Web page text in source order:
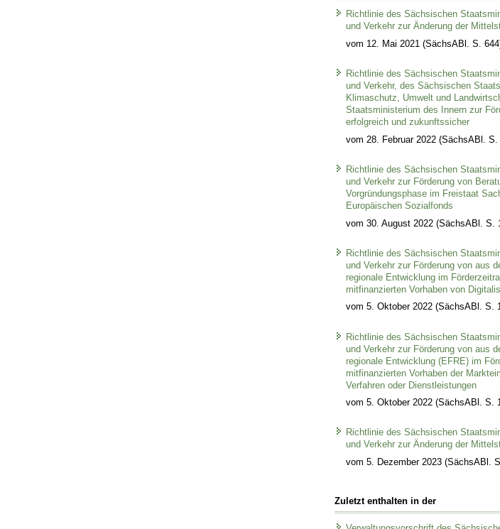
Richtlinie des Sächsischen
und Verkehr zur Änderung der
vom 12. Mai 2021 (SächsABl. S.
Richtlinie des Sächsischen
und Verkehr, des Sächsischen
Klimaschutz, Umwelt und
Staatsministerium des Innern zur
erfolgreich und zukunftssicher
vom 28. Februar 2022 (SächsABl. S.
Richtlinie des Sächsischen
und Verkehr zur Förderung von
Vorgründungsphase im Freistaat
Europäischen Sozialfonds
vom 30. August 2022 (SächsABl. S.
Richtlinie des Sächsischen
und Verkehr zur Förderung von aus
regionale Entwicklung im
mitfinanzierten Vorhaben von
vom 5. Oktober 2022 (SächsABl. S.
Richtlinie des Sächsischen
und Verkehr zur Förderung von aus
regionale Entwicklung (EFRE) im
mitfinanzierten Vorhaben der
Verfahren oder Dienstleistungen
vom 5. Oktober 2022 (SächsABl. S.
Richtlinie des Sächsischen
und Verkehr zur Änderung der
vom 5. Dezember 2023 (SächsABl.
Zuletzt enthalten in der